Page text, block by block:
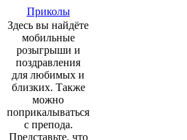
Приколы
Здесь вы найдёте
мобильные
розыгрыши и
поздравления
для любимых и
близких. Также
можно
поприкалываться
с препода.
Представьте, что